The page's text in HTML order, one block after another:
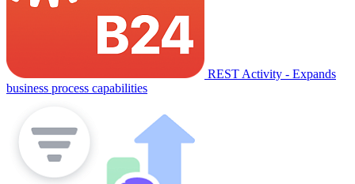
REST Activity - Expands
business process capabilities